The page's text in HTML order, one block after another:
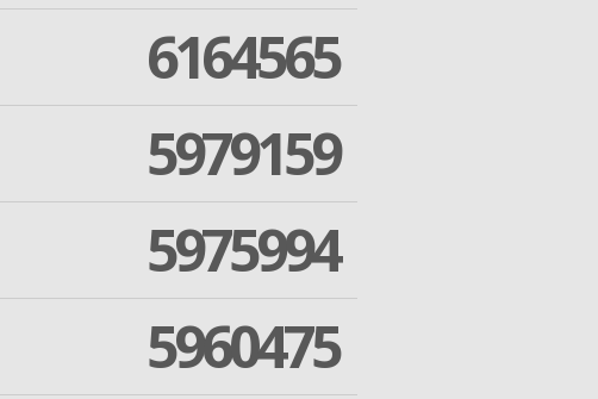
6164565
5979159
5975994
5960475